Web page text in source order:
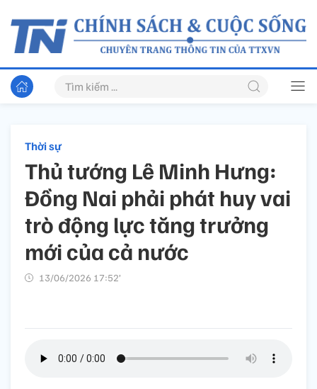
Thời sự
Thủ tướng Lê Minh Hưng:
Đồng Nai phải phát huy vai
trò động lực tăng trưởng
mới của cả nước
13/06/2026 17:52’